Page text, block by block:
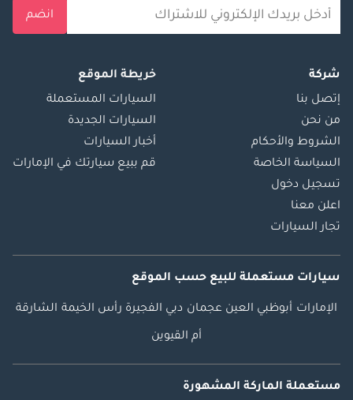
انضم
شركة
إتصل بنا
من نحن
الشروط والأحكام
السياسة الخاصة
تسجيل دخول
اعلن معنا
تجار السيارات
خريطة الموقع
السيارات المستعملة
السيارات الجديدة
أخبار السيارات
قم ببيع سيارتك في الإمارات
سيارات مستعملة للبيع حسب الموقع
الإمارات أبوظبي العين عجمان دبي الفجيرة رأس الخيمة الشارقة
أم القيوين
مستعملة الماركة المشهورة